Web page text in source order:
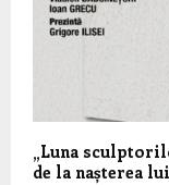
„Luna
de la nașterea